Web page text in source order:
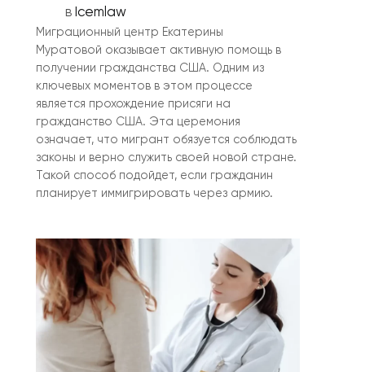
в Icemlaw
Миграционный центр Екатерины
Муратовой оказывает активную помощь в
получении гражданства США. Одним из
ключевых моментов в этом процессе
является прохождение присяги на
гражданство США. Эта церемония
означает, что мигрант обязуется соблюдать
законы и верно служить своей новой стране.
Такой способ подойдет, если гражданин
планирует иммигрировать через армию.